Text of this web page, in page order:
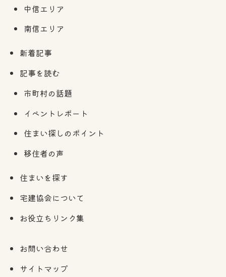
中信エリア
南信エリア
新着記事
記事を読む
市町村の話題
イベントレポート
住まい探しのポイント
移住者の声
住まいを探す
宅建協会について
お役立ちリンク集
お問い合わせ
サイトマップ